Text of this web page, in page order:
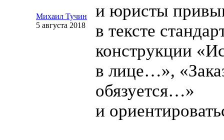
Михаил Тучин
5 августа 2018
и юристы
в тексте
конструкции
в лице…»,
обязуется…»
и